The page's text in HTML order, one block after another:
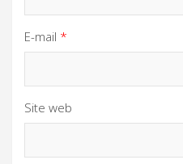
E-mail *
Site web